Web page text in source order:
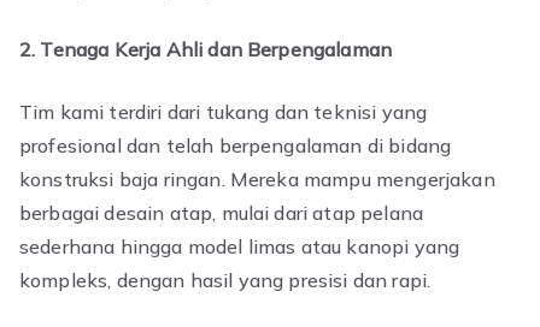
2. Tenaga Kerja Ahli dan Berpengalaman
Tim kami terdiri dari tukang dan teknisi yang
profesional dan telah berpengalaman di bidang
konstruksi baja ringan. Mereka mampu mengerjakan
berbagai desain atap, mulai dari atap pelana
sederhana hingga model limas atau kanopi yang
kompleks, dengan hasil yang presisi dan rapi.